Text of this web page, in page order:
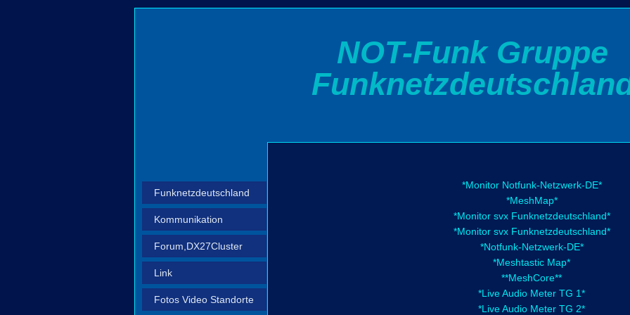
NOT-Funk Gruppe
Funknetzdeutschland
Kommunikation
Forum,DX27Cluster
Link
Fotos Video Standorte
*Monitor Notfunk-Netzwerk-DE*
*MeshMap*
*Monitor svx Funknetzdeutschland*
*Monitor svx Funknetzdeutschland*
*Notfunk-Netzwerk-DE*
*Meshtastic Map*
**MeshCore**
*Live Audio Meter TG 1*
*Live Audio Meter TG 2*